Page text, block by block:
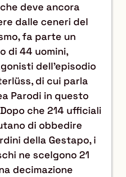
deve ancora
dalle ceneri del
fa parte un
di 44 uomini,
dell’episodio
di cui parla
Parodi in questo
che 214 ufficiali
di obbedire
della Gestapo, i
ne scelgono 21
decimazione